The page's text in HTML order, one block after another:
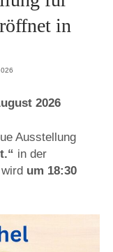
in
2026
Ausstellung
in der
um 18:30